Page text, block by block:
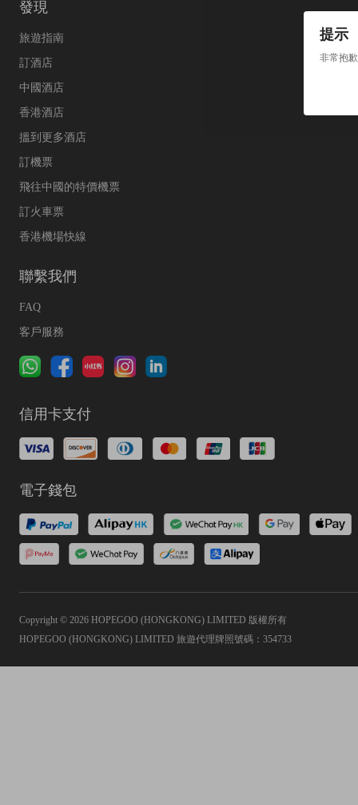
提示
非常抱
發現
旅遊指南
訂酒店
中國酒店
香港酒店
搵到更多酒店
訂機票
飛往中國的特價機票
訂火車票
香港機場快線
聯繫我們
FAQ
客戶服務
信用卡支付
電子錢包
Copyright © 2026 HOPEGOO (HONGKONG) LIMITED 版權所有
HOPEGOO (HONGKONG) LIMITED 旅遊代理牌照號碼：354733